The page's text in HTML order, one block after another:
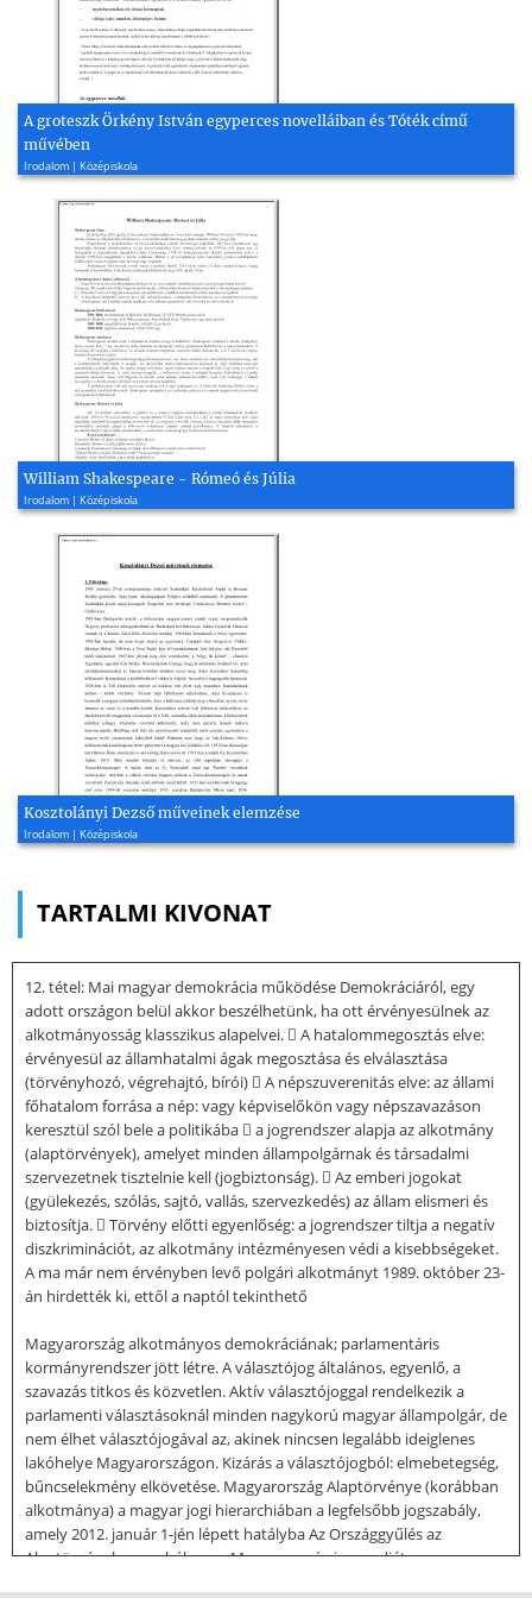
A groteszk Örkény István egyperces novelláiban és Tóték című
művében
Irodalom | Középiskola
William Shakespeare - Rómeó és Júlia
Irodalom | Középiskola
Kosztolányi Dezső műveinek elemzése
Irodalom | Középiskola
TARTALMI KIVONAT
12. tétel: Mai magyar demokrácia működése Demokráciáról, egy
adott országon belül akkor beszélhetünk, ha ott érvényesülnek az
alkotmányosság klasszikus alapelvei.  A hatalommegosztás elve:
érvényesül az államhatalmi ágak megosztása és elválasztása
(törvényhozó, végrehajtó, bírói)  A népszuverenitás elve: az állami
főhatalom forrása a nép: vagy képviselőkön vagy népszavazáson
keresztül szól bele a politikába  a jogrendszer alapja az alkotmány
(alaptörvények), amelyet minden állampolgárnak és társadalmi
szervezetnek tisztelnie kell (jogbiztonság).  Az emberi jogokat
(gyülekezés, szólás, sajtó, vallás, szervezkedés) az állam elismeri és
biztosítja.  Törvény előtti egyenlőség: a jogrendszer tiltja a negatív
diszkriminációt, az alkotmány intézményesen védi a kisebbségeket.
A ma már nem érvényben levő polgári alkotmányt 1989. október 23-
án hirdették ki, ettől a naptól tekinthető
Magyarország alkotmányos demokráciának; parlamentáris
kormányrendszer jött létre. A választójog általános, egyenlő, a
szavazás titkos és közvetlen. Aktív választójoggal rendelkezik a
parlamenti választásoknál minden nagykorú magyar állampolgár, de
nem élhet választójogával az, akinek nincsen legalább ideiglenes
lakóhelye Magyarországon. Kizárás a választójogból: elmebetegség,
bűncselekmény elkövetése. Magyarország Alaptörvénye (korábban
alkotmánya) a magyar jogi hierarchiában a legfelsőbb jogszabály,
amely 2012. január 1-jén lépett hatályba Az Országgyűlés az
Alaptörvényben szabályozza Magyarország jogrendjét, az